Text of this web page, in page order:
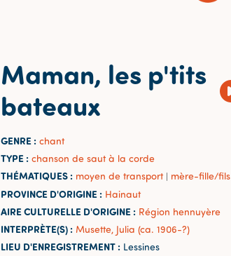
Maman, les p'tits
bateaux
GENRE : chant
TYPE : chanson de saut à la corde
THÉMATIQUES : moyen de transport | mère-fille/fils
PROVINCE D'ORIGINE : Hainaut
AIRE CULTURELLE D'ORIGINE : Région hennuyère
INTERPRÈTE(S) : Musette, Julia (ca. 1906-?)
LIEU D'ENREGISTREMENT : Lessines